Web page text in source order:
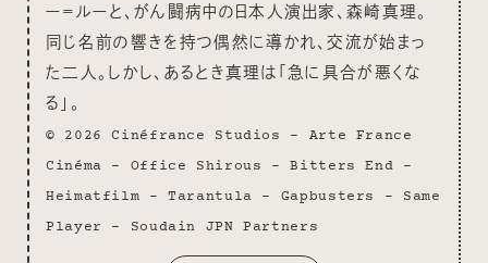
ー＝ルーと、がん闘病中の日本人演出家、森崎真理。
同じ名前の響きを持つ偶然に導かれ、交流が始まっ
た二人。しかし、あるとき真理は「急に具合が悪くな
る」。
© 2026 Cinéfrance Studios – Arte France
Cinéma – Office Shirous – Bitters End –
Heimatfilm – Tarantula – Gapbusters – Same
Player – Soudain JPN Partners